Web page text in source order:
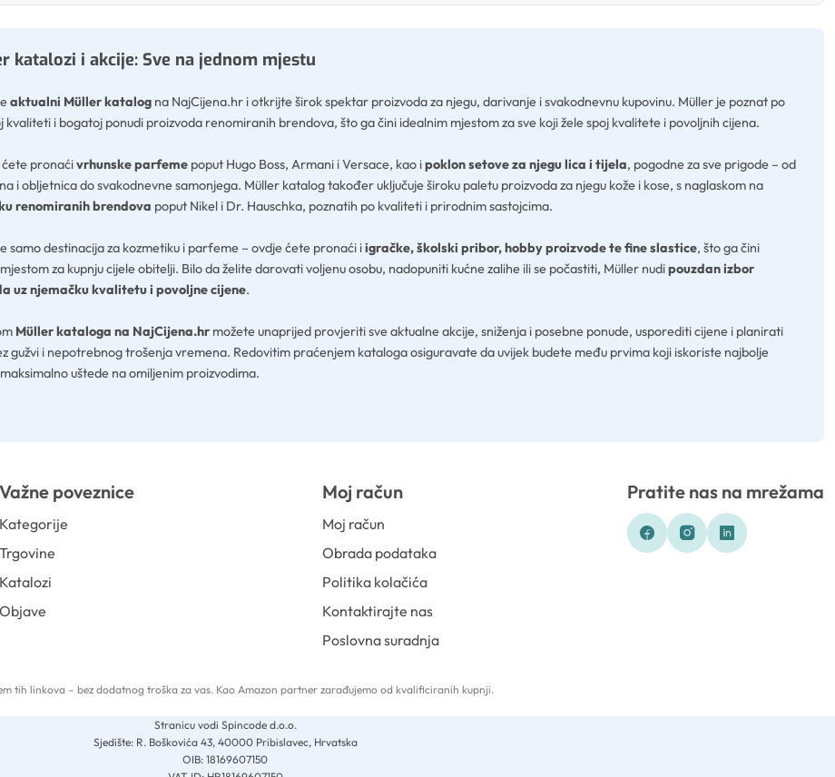
katalozi i akcije: Sve na jednom mjestu
aktualni Müller katalog na NajCijena.hr i otkrijte širok spektar proizvoda za njegu, darivanje i svakodnevnu kupovinu. Müller je poznat po
kvaliteti i bogatoj ponudi proizvoda renomiranih brendova, što ga čini idealnim mjestom za sve koji žele spoj kvalitete i povoljnih cijena.
ćete pronaćivrhunske parfeme poput Hugo Boss, Armani i Versace, kao ipoklon setove za njegu lica i tijela, pogodne za sve prigode – od
i obljetnica do svakodnevne samonjega. Müller katalog također uključuje široku paletu proizvoda za njegu kože i kose, s naglaskom na
renomiranih brendova poput Nikel i Dr. Hauschka, poznatih po kvaliteti i prirodnim sastojcima.
samo destinacija za kozmetiku i parfeme – ovdje ćete pronaći iigračke, školski pribor, hobby proizvode te fine slastice, što ga čini
za kupnju cijele obitelji. Bilo da želite darovati voljenu osobu, nadopuniti kućne zalihe ili se počastiti, Müller nudipouzdan izbor
uz njemačku kvalitetu i povoljne cijene.
Müller kataloga na NajCijena.hr možete unaprijed provjeriti sve aktualne akcije, sniženja i posebne ponude, usporediti cijene i planirati
gužvi i nepotrebnog trošenja vremena. Redovitim praćenjem kataloga osiguravate da uvijek budete među prvima koji iskoriste najbolje
uštede na omiljenim proizvodima.
Važne poveznice
Kategorije
Trgovine
Katalozi
Objave
Moj račun
Moj račun
Obrada podataka
Politika kolačića
Kontaktirajte nas
Poslovna suradnja
Pratite nas na mrežama
tih linkova – bez dodatnog troška za vas. Kao Amazon partner zarađujemo od kvalificiranih kupnji.
Stranicu vodi Spincode d.o.o.
Sjedište: R. Boškovića 43, 40000 Pribislavec, Hrvatska
OIB: 18169607150